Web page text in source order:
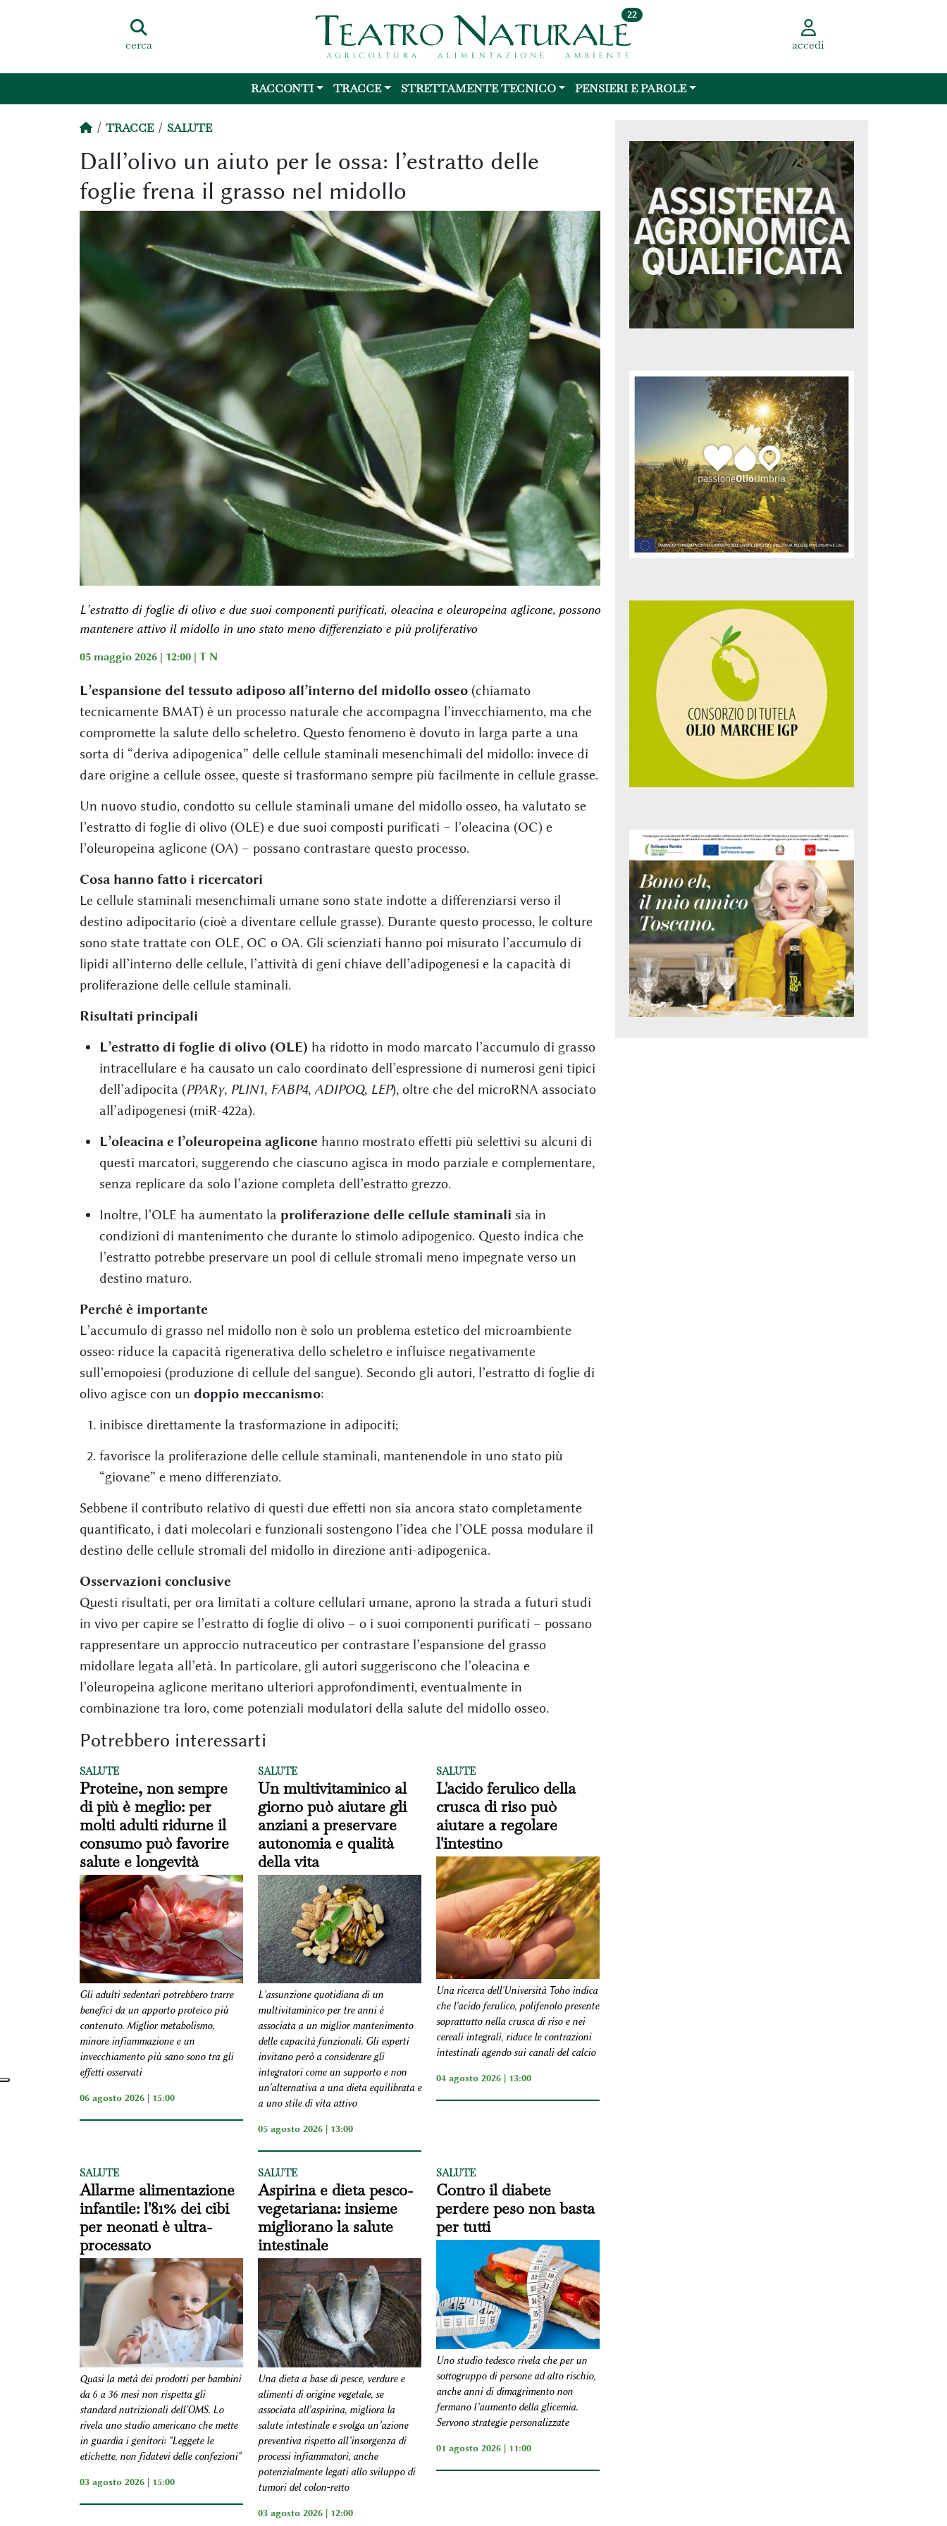
cerca
22
accedi
RACCONTI TRACCE STRETTAMENTE TECNICO PENSIERI E PAROLE
TRACCE SALUTE
Dall’olivo un aiuto per le ossa: l’estratto delle
foglie frena il grasso nel midollo
L’estratto di foglie di olivo e due suoi componenti purificati, oleacina e oleuropeina aglicone, possono
mantenere attivo il midollo in uno stato meno differenziato e più proliferativo
05 maggio 2026 | 12:00 | T N
L’espansione del tessuto adiposo all’interno del midollo osseo(chiamato
tecnicamente BMAT) è un processo naturale che accompagna l’invecchiamento, ma che
compromette la salute dello scheletro. Questo fenomeno è dovuto in larga parte a una
sorta di “deriva adipogenica” delle cellule staminali mesenchimali del midollo: invece di
dare origine a cellule ossee, queste si trasformano sempre più facilmente in cellule grasse.
Un nuovo studio, condotto su cellule staminali umane del midollo osseo, ha valutato se
l’estratto di foglie di olivo (OLE) e due suoi composti purificati – l’oleacina (OC) e
l’oleuropeina aglicone (OA) – possano contrastare questo processo.
Cosa hanno fatto i ricercatori
Le cellule staminali mesenchimali umane sono state indotte a differenziarsi verso il
destino adipocitario (cioè a diventare cellule grasse). Durante questo processo, le colture
sono state trattate con OLE, OC o OA. Gli scienziati hanno poi misurato l’accumulo di
lipidi all’interno delle cellule, l’attività di geni chiave dell’adipogenesi e la capacità di
proliferazione delle cellule staminali.
Risultati principali
L’estratto di foglie di olivo (OLE) ha ridotto in modo marcato l’accumulo di grasso
intracellulare e ha causato un calo coordinato dell’espressione di numerosi geni tipici
dell’adipocita (PPARγ, PLIN1, FABP4, ADIPOQ, LEP), oltre che del microRNA associato
all’adipogenesi (miR-422a).
L’oleacina e l’oleuropeina agliconehanno mostrato effetti più selettivi su alcuni di
questi marcatori, suggerendo che ciascuno agisca in modo parziale e complementare,
senza replicare da solo l’azione completa dell’estratto grezzo.
Inoltre, l’OLE ha aumentato la proliferazione delle cellule staminali sia in
condizioni di mantenimento che durante lo stimolo adipogenico. Questo indica che
l’estratto potrebbe preservare un pool di cellule stromali meno impegnate verso un
destino maturo.
Perché è importante
L’accumulo di grasso nel midollo non è solo un problema estetico del microambiente
osseo: riduce la capacità rigenerativa dello scheletro e influisce negativamente
sull’emopoiesi (produzione di cellule del sangue). Secondo gli autori, l’estratto di foglie di
olivo agisce con un doppio meccanismo:
inibisce direttamente la trasformazione in adipociti;
favorisce la proliferazione delle cellule staminali, mantenendole in uno stato più
“giovane” e meno differenziato.
Sebbene il contributo relativo di questi due effetti non sia ancora stato completamente
quantificato, i dati molecolari e funzionali sostengono l’idea che l’OLE possa modulare il
destino delle cellule stromali del midollo in direzione anti-adipogenica.
Osservazioni conclusive
Questi risultati, per ora limitati a colture cellulari umane, aprono la strada a futuri studi
in vivo per capire se l’estratto di foglie di olivo – o i suoi componenti purificati – possano
rappresentare un approccio nutraceutico per contrastare l’espansione del grasso
midollare legata all’età. In particolare, gli autori suggeriscono che l’oleacina e
l’oleuropeina aglicone meritano ulteriori approfondimenti, eventualmente in
combinazione tra loro, come potenziali modulatori della salute del midollo osseo.
Potrebbero interessarti
SALUTE
Proteine, non sempre
di più è meglio: per
molti adulti ridurne il
consumo può favorire
salute e longevità
Gli adulti sedentari potrebbero trarre
benefici da un apporto proteico più
contenuto. Miglior metabolismo,
minore infiammazione e un
invecchiamento più sano sono tra gli
effetti osservati
06 agosto 2026 | 15:00
SALUTE
Un multivitaminico al
giorno può aiutare gli
anziani a preservare
autonomia e qualità
della vita
L'assunzione quotidiana di un
multivitaminico per tre anni è
associata a un miglior mantenimento
delle capacità funzionali. Gli esperti
invitano però a considerare gli
integratori come un supporto e non
un'alternativa a una dieta equilibrata e
a uno stile di vita attivo
05 agosto 2026 | 13:00
SALUTE
L'acido ferulico della
crusca di riso può
aiutare a regolare
l'intestino
Una ricerca dell'Università Toho indica
che l'acido ferulico, polifenolo presente
soprattutto nella crusca di riso e nei
cereali integrali, riduce le contrazioni
intestinali agendo sui canali del calcio
04 agosto 2026 | 13:00
SALUTE
Allarme alimentazione
infantile: l'81% dei cibi
per neonati è ultra-
processato
Quasi la metà dei prodotti per bambini
da 6 a 36 mesi non rispetta gli
standard nutrizionali dell'OMS. Lo
rivela uno studio americano che mette
in guardia i genitori: "Leggete le
etichette, non fidatevi delle confezioni"
03 agosto 2026 | 15:00
SALUTE
Aspirina e dieta pesco-
vegetariana: insieme
migliorano la salute
intestinale
Una dieta a base di pesce, verdure e
alimenti di origine vegetale, se
associata all'aspirina, migliora la
salute intestinale e svolga un’azione
preventiva rispetto all’insorgenza di
processi infiammatori, anche
potenzialmente legati allo sviluppo di
tumori del colon-retto
03 agosto 2026 | 12:00
SALUTE
Contro il diabete
perdere peso non basta
per tutti
Uno studio tedesco rivela che per un
sottogruppo di persone ad alto rischio,
anche anni di dimagrimento non
fermano l’aumento della glicemia.
Servono strategie personalizzate
01 agosto 2026 | 11:00